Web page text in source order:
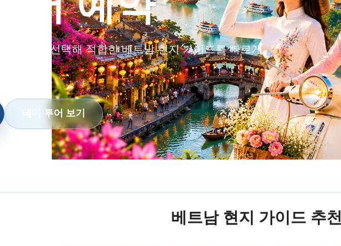
렬 방식을 선택해 적합한 베트남 현지 가이드를 빠르게
테마 투어 보기
베트남 현지 가이드 추천